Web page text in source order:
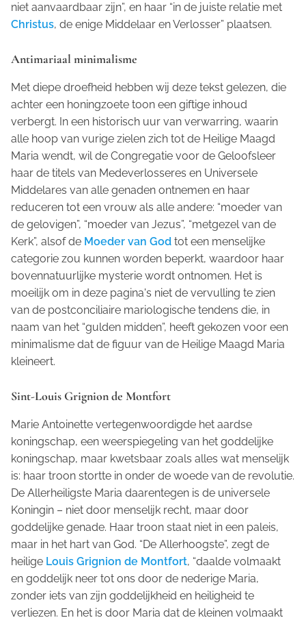
niet aanvaardbaar zijn”, en haar “in de juiste relatie met
Christus, de enige Middelaar en Verlosser” plaatsen.
Antimariaal minimalisme
Met diepe droefheid hebben wij deze tekst gelezen, die
achter een honingzoete toon een giftige inhoud
verbergt. In een historisch uur van verwarring, waarin
alle hoop van vurige zielen zich tot de Heilige Maagd
Maria wendt, wil de Congregatie voor de Geloofsleer
haar de titels van Medeverlosseres en Universele
Middelares van alle genaden ontnemen en haar
reduceren tot een vrouw als alle andere: “moeder van
de gelovigen”, “moeder van Jezus”, “metgezel van de
Kerk”, alsof de Moeder van God tot een menselijke
categorie zou kunnen worden beperkt, waardoor haar
bovennatuurlijke mysterie wordt ontnomen. Het is
moeilijk om in deze pagina's niet de vervulling te zien
van de postconciliaire mariologische tendens die, in
naam van het “gulden midden”, heeft gekozen voor een
minimalisme dat de figuur van de Heilige Maagd Maria
kleineert.
Sint-Louis Grignion de Montfort
Marie Antoinette vertegenwoordigde het aardse
koningschap, een weerspiegeling van het goddelijke
koningschap, maar kwetsbaar zoals alles wat menselijk
is: haar troon stortte in onder de woede van de revolutie.
De Allerheiligste Maria daarentegen is de universele
Koningin – niet door menselijk recht, maar door
goddelijke genade. Haar troon staat niet in een paleis,
maar in het hart van God. “De Allerhoogste”, zegt de
heilige Louis Grignion de Montfort, “daalde volmaakt
en goddelijk neer tot ons door de nederige Maria,
zonder iets van zijn goddelijkheid en heiligheid te
verliezen. En het is door Maria dat de kleinen volmaakt